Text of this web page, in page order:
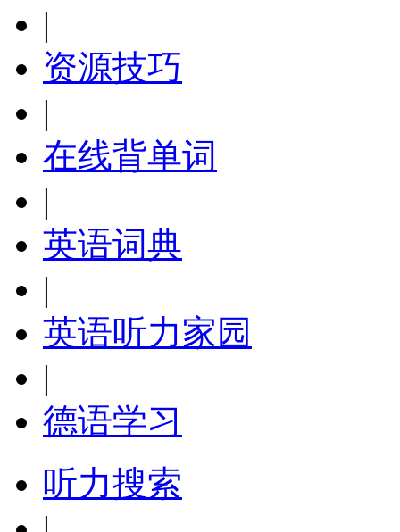
|
资源技巧
|
在线背单词
|
英语词典
|
英语听力家园
|
德语学习
听力搜索